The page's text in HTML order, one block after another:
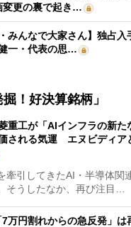
変更の裏で起き…
みんなで大家さん】独占
一・代表の思…
！好決算銘柄」
重工が「AIインフラの新た
される気運 エヌビディア
引してきたAI・半導体関
そうしたなか、再び注目…
万円割れからの急反発」は